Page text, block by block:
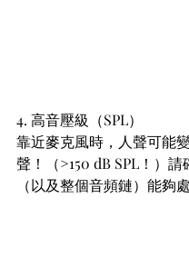
4. 高音壓級（SPL）
靠近麥克風時，人聲可能
聲！（>150 dB SPL！）
（以及整個音頻鏈）能夠